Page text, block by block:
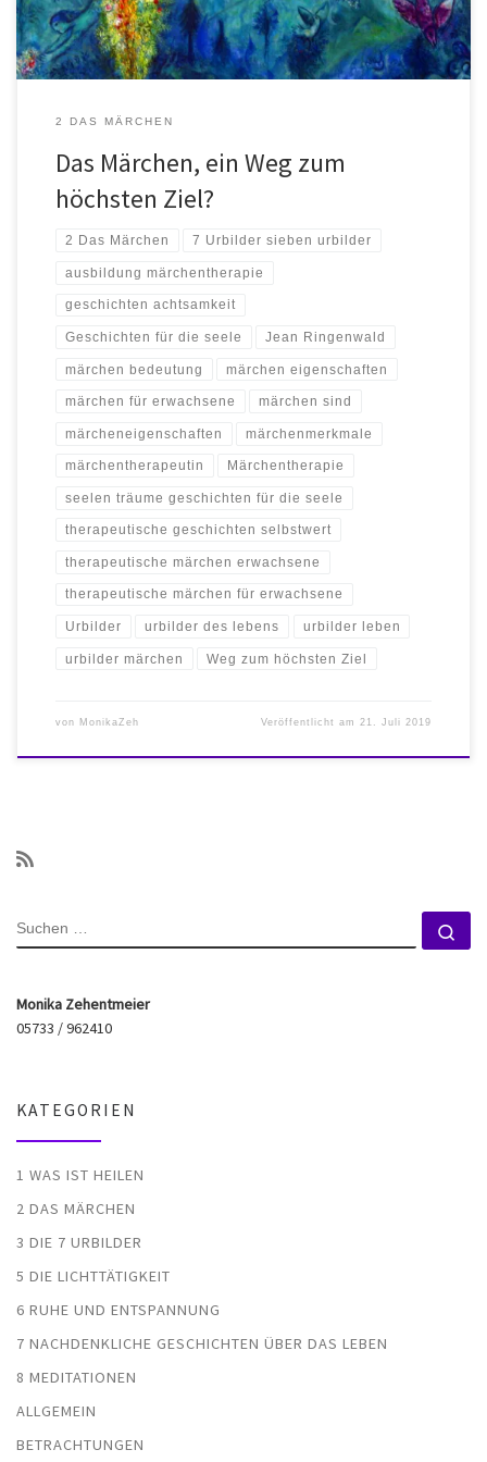
2 DAS MÄRCHEN
Das Märchen, ein Weg zum
höchsten Ziel?
2 Das Märchen 7 Urbilder sieben urbilder
ausbildung märchentherapie
geschichten achtsamkeit
Geschichten für die seele Jean Ringenwald
märchen bedeutung märchen eigenschaften
märchen für erwachsene märchen sind
märcheneigenschaften märchenmerkmale
märchentherapeutin Märchentherapie
seelen träume geschichten für die seele
therapeutische geschichten selbstwert
therapeutische märchen erwachsene
therapeutische märchen für erwachsene
Urbilder urbilder des lebens urbilder leben
urbilder märchen Weg zum höchsten Ziel
von MonikaZeh Veröffentlicht am21. Juli 2019
SUCHE
Monika Zehentmeier
05733 / 962410
KATEGORIEN
1 WAS IST HEILEN
2 DAS MÄRCHEN
3 DIE 7 URBILDER
5 DIE LICHTTÄTIGKEIT
6 RUHE UND ENTSPANNUNG
7 NACHDENKLICHE GESCHICHTEN ÜBER DAS LEBEN
8 MEDITATIONEN
ALLGEMEIN
BETRACHTUNGEN